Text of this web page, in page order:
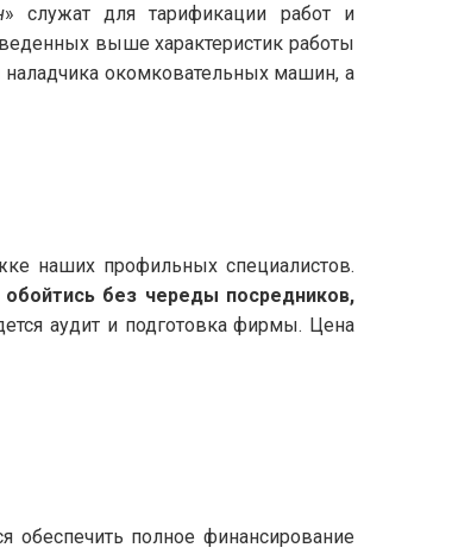
» служат для тарификации работ и
выше характеристик работы
окомковательных машин, а
наших профильных специалистов.
без череды посредников,
аудит и подготовка фирмы. Цена
обеспечить полное финансирование